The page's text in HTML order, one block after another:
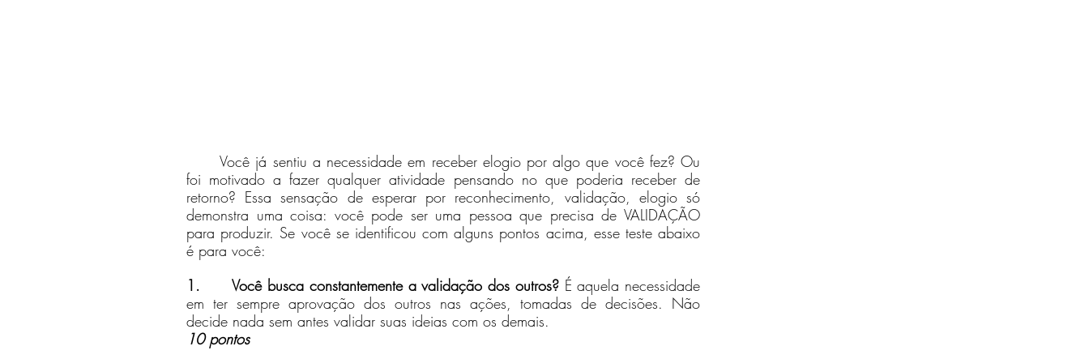
	Você já sentiu a necessidade em receber elogio por algo que você fez? Ou
foi motivado a fazer qualquer atividade pensando no que poderia receber de
retorno? Essa sensação de esperar por reconhecimento, validação, elogio só
demonstra uma coisa: você pode ser uma pessoa que precisa de VALIDAÇÃO
para produzir. Se você se identificou com alguns pontos acima, esse teste abaixo
é para você:
1.      Você busca constantemente a validação dos outros? É aquela necessidade
em ter sempre aprovação dos outros nas ações, tomadas de decisões. Não
decide nada sem antes validar suas ideias com os demais.
10 pontos